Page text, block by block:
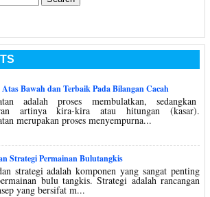
Bawah dan Terbaik Pada Bilangan Cacah
adalah proses membulatkan, sedangkan
artinya kira-kira atau hitungan (kasar).
merupakan proses menyempurna...
Strategi Permainan Bulutangkis
strategi adalah komponen yang sangat penting
bulu tangkis. Strategi adalah rancangan
yang bersifat m...